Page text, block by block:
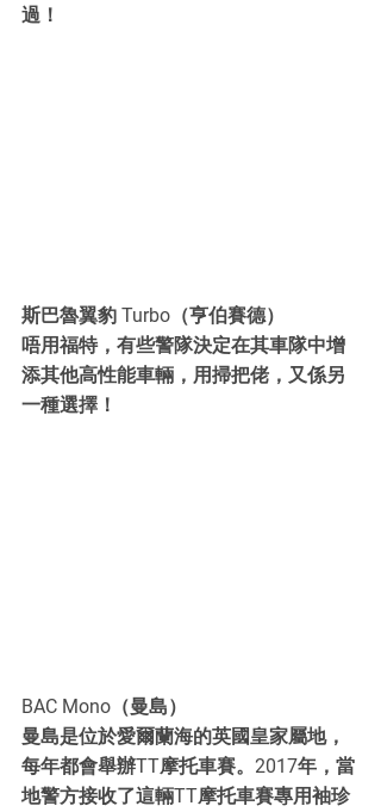
過！
斯巴魯翼豹 Turbo（亨伯賽德）
唔用福特，有些警隊決定在其車隊中增
添其他高性能車輛，用掃把佬，又係另
一種選擇！
BAC Mono（曼島）
曼島是位於愛爾蘭海的英國皇家屬地，
每年都會舉辦TT摩托車賽。2017年，當
地警方接收了這輛TT摩托車賽專用袖珍